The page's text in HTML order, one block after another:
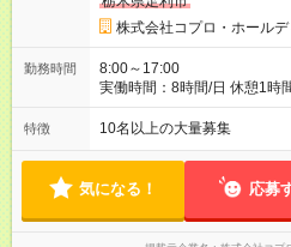
株式会社コプロ・ホール
勤務時間
8:00～17:00
実働時間：8時間/日 休憩1時間 残業はほとんどなく、定時で帰
る日が多い働き方です。 毎
ので、 「今日やるべき仕事
方を大切にしています。
特徴 10名以上の大量募集
気になる！ 応募